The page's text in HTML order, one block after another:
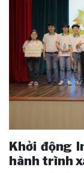
Khởi động
hành trình